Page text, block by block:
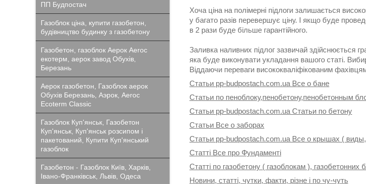
Хоча ціна на полімерні підлоги залишається
у багато разів перевершує ціну. І якщо буде
в 2 рази буде більше гарантійного.
Заливка наливних підлог зазвичай здійснюється
яка буде виконувати укладання вашого статі.
Віддаючи переваги висококваліфікованим
Статьи pp-budpostach.com.ua Все о бане
Статьи по пеноблоку,пенобетону,пенобетонным
Статьи pp-budpostach.com.ua Статьи по бетону
Статьи Все о заборах
Статьи pp-budpostach.com.ua Все о крышах (
Статті Все про Фундаменті
Статті по газобетону ( газоблокам ), газобетонних
Новини, статті, чутки, факти, різне і по чу-чуть
ПП Будпостач
Газоблок ціна, купити газобетон,
будівництво будинку з газобетону
Газобетон, газоблок Аерок Aeroc
екотерм, аерок завод Обухів,
Березань
Аерок газобетон, Газоблок аерок
Обухів Березань, Аэрок, Aeroc
Ecoterm Classic
Газоблок Куп'янськ, Газобетон
Куп'янськ, Куп'янськ розсипом і
пакетований, Купити Куп'янський
газоблок
Газобетон - Газоблок Київ, Харків,
Івано-Франківськ, Львів, Одеса